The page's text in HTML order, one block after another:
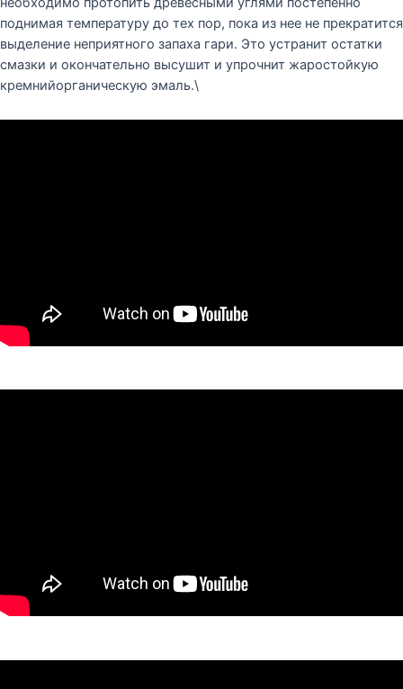
поднимая температуру до тех пор, пока из нее не прекратится
выделение неприятного запаха гари. Это устранит остатки
смазки и окончательно высушит и упрочнит жаростойкую
кремнийорганическую эмаль.\